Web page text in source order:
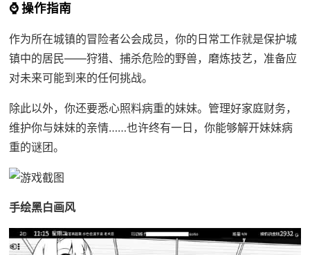
⌚ 操作指南
作为所在城镇的冒险者公会成员，你的日常工作就是保护城
镇中的居民——狩猎、捕杀危险的野兽，磨炼技艺，准备应
对未来可能到来的任何挑战。
除此以外，你还要悉心照料病重的妹妹。管理好家庭财务，
维护你与妹妹的亲情……也许终有一日，你能够解开妹妹病
重的谜团。
手绘黑白画风